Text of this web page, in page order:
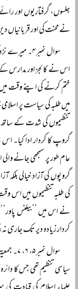
جلسوں، گرفتاریوں اور
نے محنت کی اور قربانیاں
سوال نمبر
اس نے کالجز اور مدارس کے
ختم کرنے کی اپنے وقت
میں طلبہ کی سیاست پر
تنظیموں کی شدت کے
گروپ کا کردار ادا کیا۔
عام طور پر سمجھی جانے والی
گروپوں کی آزاد خیالی بلکہ
کی طلبہ تنظیموں میں اس
نے اس میں ’’بیلنس پاور‘‘
کردار زیادہ دیر تک جاری
سوال
سیاسی تنظیم تھی جس کا